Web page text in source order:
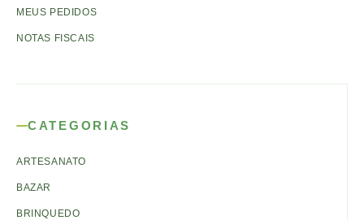
MEUS PEDIDOS
NOTAS FISCAIS
CATEGORIAS
ARTESANATO
BAZAR
BRINQUEDO